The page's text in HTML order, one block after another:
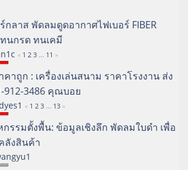
กลาส พัดลมดูดอากาศไฟเบอร์ FIBER
ทนกรด ทนเคมี
« 1 2 3 ... 11 »
คาถูก : เครื่องเล่นสนาม ราคาโรงงาน ส่ง
912-3486 คุณบอย
« 1 2 3 ... 13 »
รรมตั้งพื้น: ข้อมูลเชิงลึก พัดลมใบดำ เพื่อ
ลังสินค้า